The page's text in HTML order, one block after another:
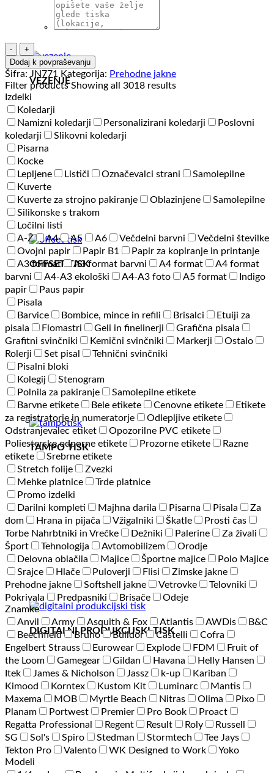
VEZENJE
OFFSET TISK
TAMPO TISK
DIGITALNI PRODUKCIJSKI TISK
Ženska
prehodna
jakna
J&N
Ladies'
Knitted
Hybrid
Jacket
količina
Dodaj k povpraševanju
Šifra: JN771 Kategorija: Prehodne jakne
Filter productsShowing all 3018 results
Izdelki
Koledarji
Namizni koledarji
Personalizirani koledarji
Poslovni
koledarji
Slikovni koledarji
Pisarna
Kocke
Lepljene
Lističi Označevalci strani
Samolepilne
Kuverte
Kuverte za strojno pakiranje
Oblazinjene
Samolepilne
Silikonske s trakom
Ločilni listi
A-Ž
A4 A5 A6 Večdelni barvni
Večdelni številke
Ovojni papir
Papir B1
Papir za kopiranje in printanje
A3 format
A3 format barvni A4 format
A4 format
barvni
A4-A3 ekološki A4-A3 foto A5 format
Indigo
papir
Paus papir
Pisala
Barvice
Bombice, mince in refili Brisalci
Etuiji za
pisala
Flomastri Geli in finelinerji
Grafična pisala
Grafitni svinčniki
Kemični svinčniki Markerji
Ostalo
Rolerji
Set pisal
Tehnični svinčniki
Pisalni bloki
Kolegij
Stenogram
Polnila za pakiranje
Samolepilne etikete
Barvne etikete
Bele etikete Cenovne etikete
Etikete
za registratorje in numeratorje
Odlepljive etikete
Odstranjevalec etiket
Opozorilne PVC etikete
Poliesterske odporne etikete
Prozorne etikete
Razne
etikete
Srebrne etikete
Stretch folije
Zvezki
Mehke platnice
Trde platnice
Promo izdelki
Darilni kompleti
Majhna darila Pisarna Pisala
Za
dom
Hrana in pijača Vžigalniki Škatle
Prosti čas
Torbe Nahrbtniki in Vrečke
Dežniki Palerine
Za živali
Šport
Tehnologija Avtomobilizem
Orodje
Delovna oblačila
Majice Športne majice
Polo Majice
Srajce
Hlače Puloverji Flisi
Zimske jakne
Prehodne jakne
Softshell jakne Vetrovke
Telovniki
Pokrivala
Predpasniki Brisače
Odeje
Znamke
Anvil
Army Asquith & Fox Atlantis AWDis
B&C
Beechfield
Bruno Bulldor Castelli
Cofra
Engelbert Strauss
Eurowear Explode FDM
Fruit of
the Loom
Gamegear Gildan Havana
Helly Hansen
Itek
James & Nicholson Jassz k-up
Kariban
Kimood
Korntex Kustom Kit Luminarc
Mantis
Maxema
MOB Myrtle Beach Nitras Olima
Pixo
Planam
Portwest Premier Pro Book
Proact
Regatta Professional
Regent Result Roly
Russell
SG
Sol's Spiro Stedman Stormtech
Tee Jays
Tekton Pro
Valento WK Designed to Work
Yoko
Modeli